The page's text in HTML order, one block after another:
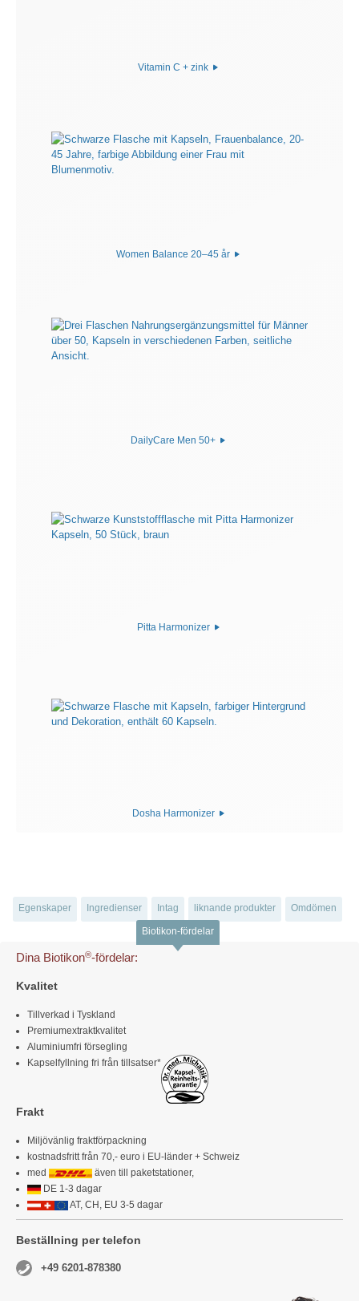
Vitamin C + zink
Women Balance 20–45 år
DailyCare Men 50+
Pitta Harmonizer
Dosha Harmonizer
Egenskaper Ingredienser Intag liknande produkter Omdömen
Biotikon-fördelar
Dina Biotikon®-fördelar:
Kvalitet
Tillverkad i Tyskland
Premiumextraktkvalitet
Aluminiumfri försegling
Kapselfyllning fri från tillsatser*
Frakt
Miljövänlig fraktförpackning
kostnadsfritt från 70,- euro i EU-länder + Schweiz
med
även till paketstationer,
DE 1-3 dagar
AT, CH, EU 3-5 dagar
Beställning per telefon
+49 6201-878380